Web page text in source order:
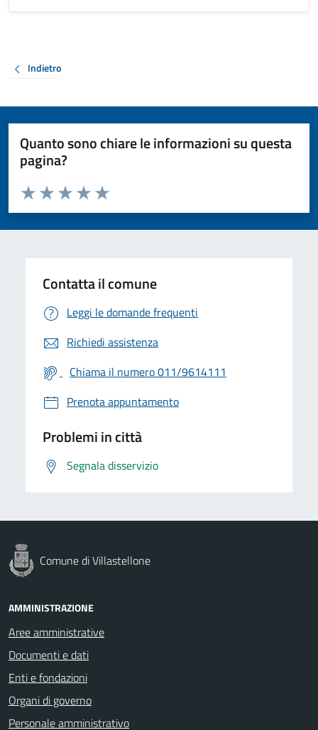
Indietro
Quanto sono chiare le informazioni su questa
pagina?
Valuta da 1 a 5 stelle la pagina
Valuta 5 stelle su 5
Valuta 4 stelle su 5
Valuta 3 stelle su 5
Valuta 2 stelle su 5
Valuta 1 stelle su 5
Contatta il comune
Leggi le domande frequenti
Richiedi assistenza
Chiama il numero 011/9614111
Prenota appuntamento
Problemi in città
Segnala disservizio
Comune di Villastellone
AMMINISTRAZIONE
Aree amministrative
Documenti e dati
Enti e fondazioni
Organi di governo
Personale amministrativo